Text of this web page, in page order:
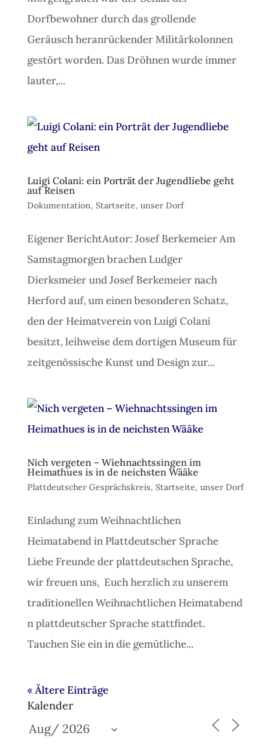
Dorfbewohner durch das grollende
Geräusch heranrückender Militärkolonnen
gestört worden. Das Dröhnen wurde immer
lauter,...
Luigi Colani: ein Porträt der Jugendliebe geht
auf Reisen
Dokumentation, Startseite, unser Dorf
Eigener BerichtAutor: Josef Berkemeier Am
Samstagmorgen brachen Ludger
Dierksmeier und Josef Berkemeier nach
Herford auf, um einen besonderen Schatz,
den der Heimatverein von Luigi Colani
besitzt, leihweise dem dortigen Museum für
zeitgenössische Kunst und Design zur...
Nich vergeten – Wiehnachtssingen im
Heimathues is in de neichsten Wääke
Plattdeutscher Gesprächskreis, Startseite, unser Dorf
Einladung zum Weihnachtlichen
Heimatabend in Plattdeutscher Sprache
Liebe Freunde der plattdeutschen Sprache,
wir freuen uns, Euch herzlich zu unserem
traditionellen Weihnachtlichen Heimatabend
n plattdeutscher Sprache stattfindet.
Tauchen Sie ein in die gemütliche...
« Ältere Einträge
Kalender